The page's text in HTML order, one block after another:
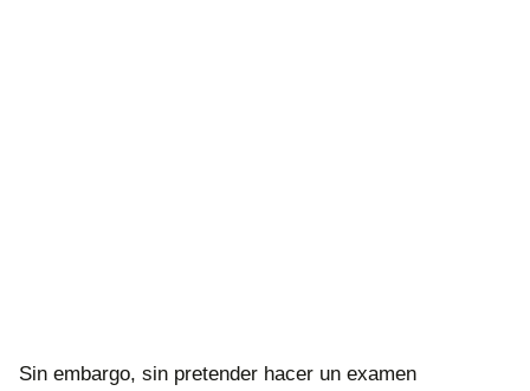
Sin embargo, sin pretender hacer un examen